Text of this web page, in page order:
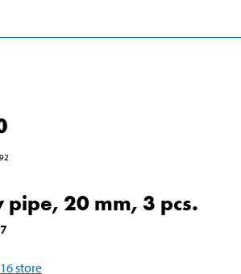
pipe, 20 mm, 3 pcs.
16store